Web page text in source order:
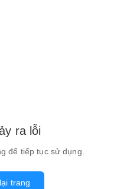
ra lỗi
để tiếp tục sử dụng.
trang